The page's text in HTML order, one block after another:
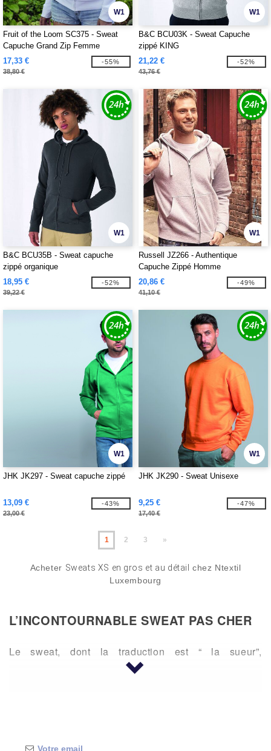
W1
Fruit of the Loom SC375 - Sweat
Capuche Grand Zip Femme
17,33 €
38,80 €
-55%
W1
B&C BCU03K - Sweat Capuche
zippé KING
21,22 €
43,76 €
-52%
W1
B&C BCU35B - Sweat capuche
zippé organique
18,95 €
39,22 €
-52%
W1
Russell JZ266 - Authentique
Capuche Zippé Homme
20,86 €
41,10 €
-49%
W1
JHK JK297 - Sweat capuche zippé
13,09 €
23,00 €
-43%
W1
JHK JK290 - Sweat Unisexe
9,25 €
17,40 €
-47%
1 2 3 »
Acheter Sweats XS en gros et au détail
chez Ntextil
Luxembourg
L’INCONTOURNABLE SWEAT PAS CHER
Le sweat, dont la traduction est “ la sueur”,
originellement vêtement destiné aux sportifs fait